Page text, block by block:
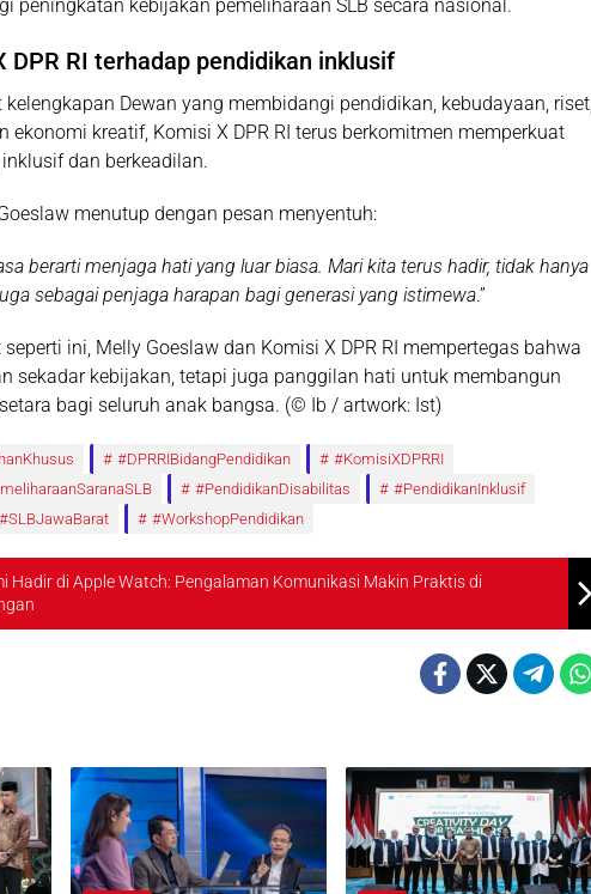
peningkatan kebijakan pemeliharaan SLB secara nasional.
DPR RI terhadap pendidikan inklusif
Dewan yang membidangi pendidikan, kebudayaan,
ekonomi kreatif, Komisi X DPR RI terus berkomitmen memperkuat
dan berkeadilan.
menutup dengan pesan menyentuh:
berarti menjaga hati yang luar biasa. Mari kita terus hadir, tidak hanya
sebagai penjaga harapan bagi generasi yang istimewa.”
ini, Melly Goeslaw dan Komisi X DPR RI mempertegas bahwa
sekadar kebijakan, tetapi juga panggilan hati untuk membangun
bagi seluruh anak bangsa. (© Ib / artwork: Ist)
#DPRRIBidangPendidikan
#KomisiXDPRRI
#PendidikanDisabilitas
#PendidikanInklusif
#SLBJawaBarat #WorkshopPendidikan
Hadir di Apple Watch: Pengalaman Komunikasi Makin Praktis di